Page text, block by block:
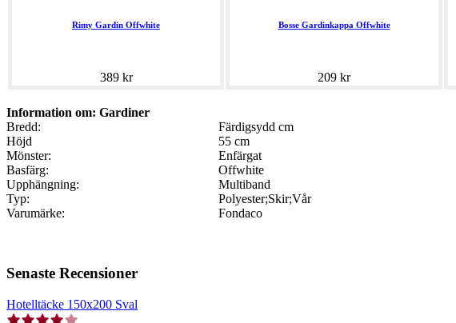
Rimy Gardin Offwhite
389 kr
Bosse Gardinkappa Offwhite
209 kr
Information om: Gardiner
Bredd:
Färdigsydd cm
Höjd
55 cm
Mönster:
Enfärgat
Basfärg:
Offwhite
Upphängning:
Multiband
Typ:
Polyester;Skir;Vår
Varumärke:
Fondaco
Senaste Recensioner
Hotelltäcke 150x200 Sval